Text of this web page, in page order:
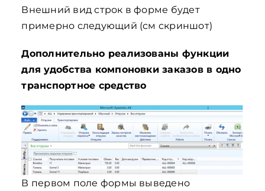
Внешний вид строк в форме будет
примерно следующий (см скриншот)
Дополнительно реализованы функции
для удобства компоновки заказов в одно
транспортное средство
В первом поле формы выведено